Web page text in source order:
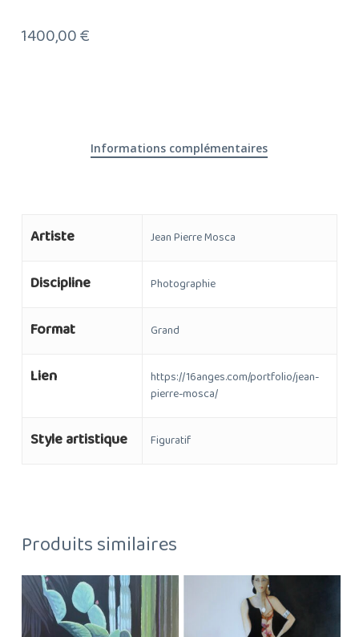
1400,00€
Informations complémentaires
Artiste Jean Pierre Mosca
Discipline Photographie
Format Grand
Lien
https://16anges.com/portfolio/jean-
pierre-mosca/
Style artistique Figuratif
Produits similaires